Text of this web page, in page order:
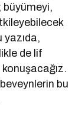
büyümeyi,
yazıda,
de lif
bu